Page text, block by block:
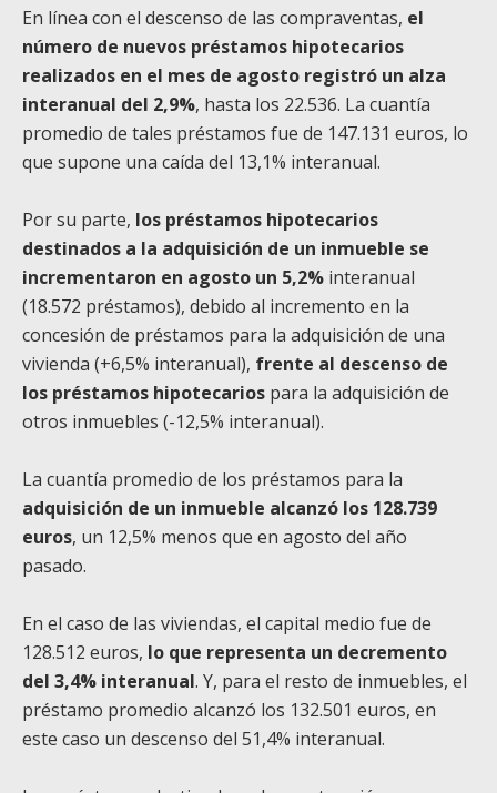
En línea con el descenso de las compraventas, el
número de nuevos préstamos hipotecarios
realizados en el mes de agosto registró un alza
interanual del 2,9%, hasta los 22.536. La cuantía
promedio de tales préstamos fue de 147.131 euros, lo
que supone una caída del 13,1% interanual.
Por su parte, los préstamos hipotecarios
destinados a la adquisición de un inmueble se
incrementaron en agosto un 5,2% interanual
(18.572 préstamos), debido al incremento en la
concesión de préstamos para la adquisición de una
vivienda (+6,5% interanual), frente al descenso de
los préstamos hipotecarios para la adquisición de
otros inmuebles (-12,5% interanual).
La cuantía promedio de los préstamos para la
adquisición de un inmueble alcanzó los 128.739
euros, un 12,5% menos que en agosto del año
pasado.
En el caso de las viviendas, el capital medio fue de
128.512 euros, lo que representa un decremento
del 3,4% interanual. Y, para el resto de inmuebles, el
préstamo promedio alcanzó los 132.501 euros, en
este caso un descenso del 51,4% interanual.